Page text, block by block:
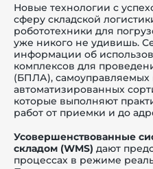
Новые технологии с
сферу складской
робототехники для
уже никого не удивишь.
информации об
комплексов для
(БПЛА), самоуправляемых
автоматизированных
которые выполняют
работ от приемки и до
Усовершенствованные
складом (WMS) дают
процессах в режиме